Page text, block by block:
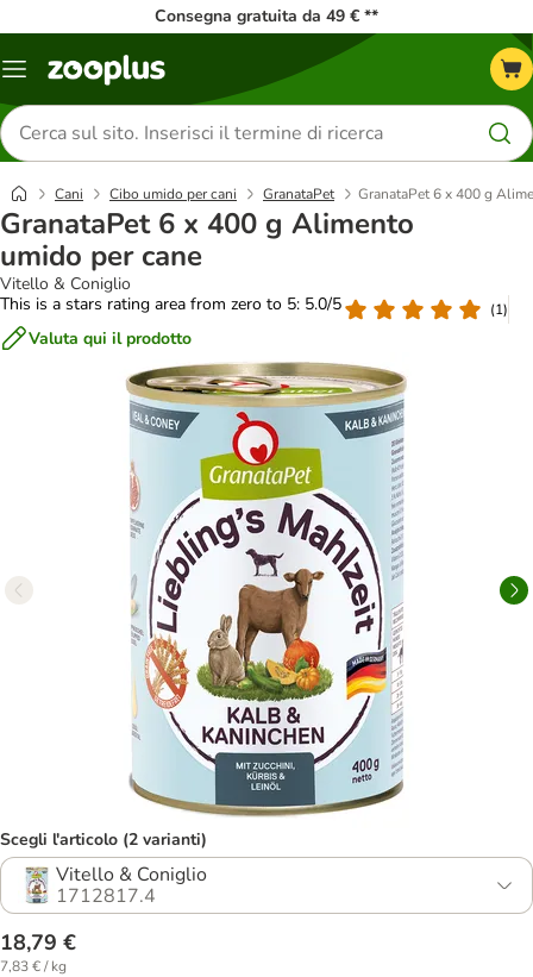
Consegna gratuita da 49 € **
Overview
Cerca
prodotti
Cani Cibo umido per cani GranataPet GranataPet 6 x 400 g
GranataPet 6 x 400 g Alimento
umido per cane
Vitello & Coniglio
This is a stars rating area from zero to 5: 5.0/5
(1)
Valuta qui il prodotto
Scegli l'articolo (2 varianti)
Vitello & Coniglio
1712817.4
18,79 €
7,83 € / kg